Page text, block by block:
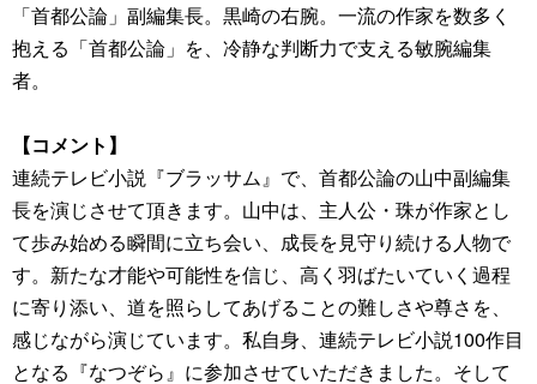
「首都公論」副編集長。黒崎の右腕。一流の作家を数多く
抱える「首都公論」を、冷静な判断力で支える敏腕編集
者。
【コメント】
連続テレビ小説『ブラッサム』で、首都公論の山中副編集
長を演じさせて頂きます。山中は、主人公・珠が作家とし
て歩み始める瞬間に立ち会い、成長を見守り続ける人物で
す。新たな才能や可能性を信じ、高く羽ばたいていく過程
に寄り添い、道を照らしてあげることの難しさや尊さを、
感じながら演じています。私自身、連続テレビ小説100作目
となる『なつぞら』に参加させていただきました。そして